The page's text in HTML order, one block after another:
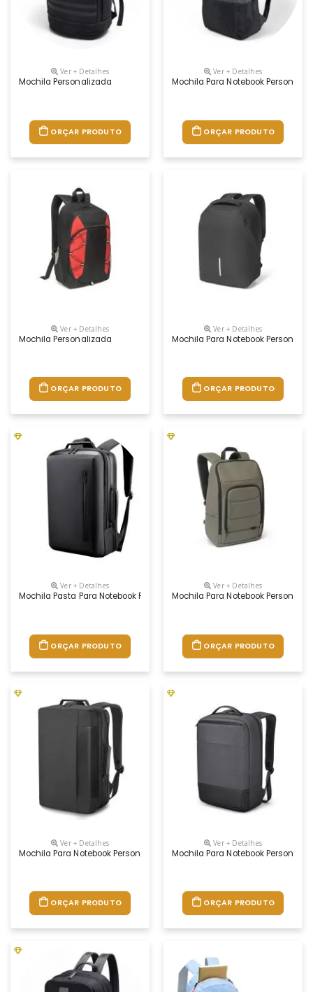
Ver + Detalhes
Mochila Personalizada
ORÇAR PRODUTO
Ver + Detalhes
Mochila Para Notebook
ORÇAR PRODUTO
Ver + Detalhes
Mochila Personalizada
ORÇAR PRODUTO
Ver + Detalhes
Mochila Para Notebook
ORÇAR PRODUTO
Ver + Detalhes
Mochila Pasta Para Notebook Personalizada
ORÇAR PRODUTO
Ver + Detalhes
Mochila Para Notebook
ORÇAR PRODUTO
Ver + Detalhes
Mochila Para Notebook Personalizada
ORÇAR PRODUTO
Ver + Detalhes
Mochila Para Notebook
ORÇAR PRODUTO